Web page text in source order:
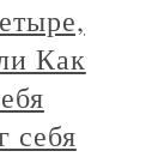
Как
себя